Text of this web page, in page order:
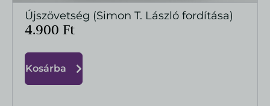
MEGTEKINTÉS
Újszövetség (Simon T. László fordítása)
4.900 Ft
Kosárba